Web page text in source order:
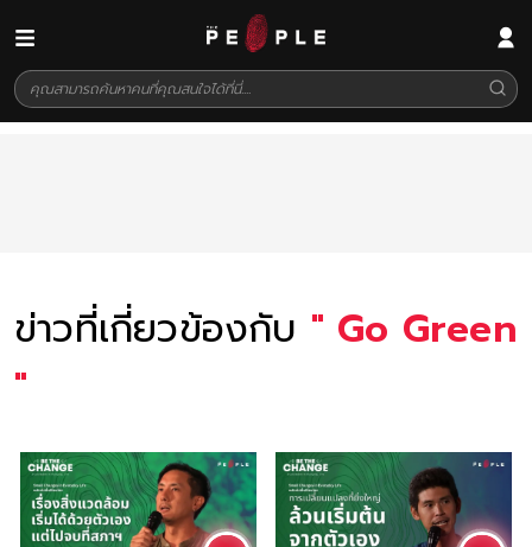
ข่าวที่เกี่ยวข้องกับ " Go Green
"